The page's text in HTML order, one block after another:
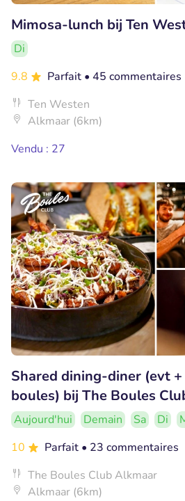
Mimosa-lunch bij Ten
Di
9.8
Parfait • 45 commentaires
Ten Westen
Alkmaar (6km)
Vendu : 27
Shared dining-diner (evt
boules) bij The Boules
Aujourd'hui Demain Sa Di
10
Parfait • 23 commentaires
The Boules Club Alkmaar
Alkmaar (6km)